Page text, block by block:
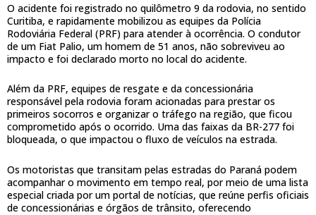
O acidente foi registrado no quilômetro 9 da rodovia, no sentido
Curitiba, e rapidamente mobilizou as equipes da Polícia
Rodoviária Federal (PRF) para atender à ocorrência. O condutor
de um Fiat Palio, um homem de 51 anos, não sobreviveu ao
impacto e foi declarado morto no local do acidente.
Além da PRF, equipes de resgate e da concessionária
responsável pela rodovia foram acionadas para prestar os
primeiros socorros e organizar o tráfego na região, que ficou
comprometido após o ocorrido. Uma das faixas da BR-277 foi
bloqueada, o que impactou o fluxo de veículos na estrada.
Os motoristas que transitam pelas estradas do Paraná podem
acompanhar o movimento em tempo real, por meio de uma lista
especial criada por um portal de notícias, que reúne perfis oficiais
de concessionárias e órgãos de trânsito, oferecendo